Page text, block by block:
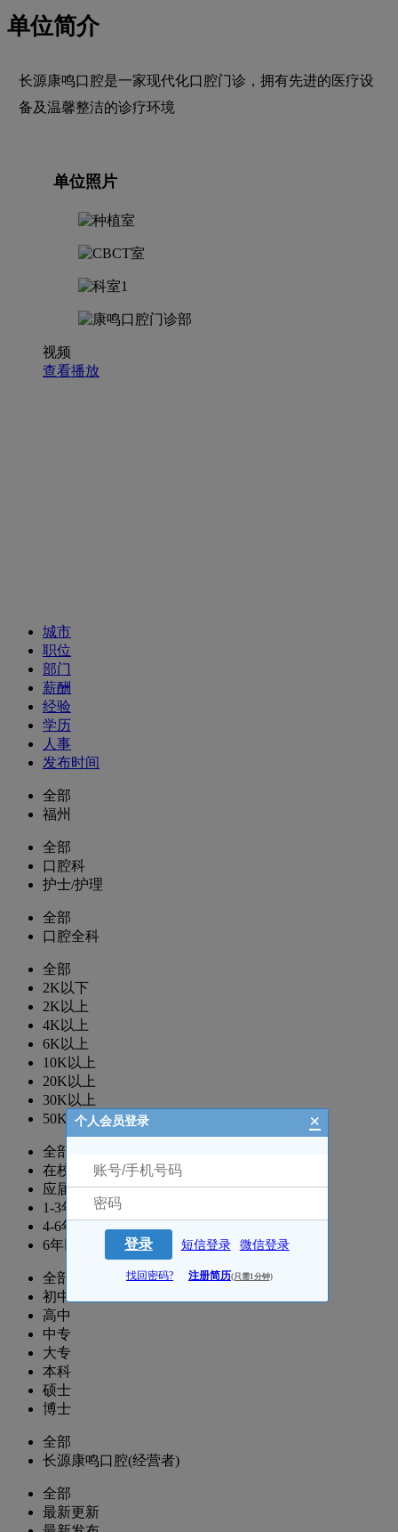
单位简介
长源康鸣口腔是一家现代化口腔门诊，拥有先进的医疗设
备及温馨整洁的诊疗环境
单位照片
视频
查看播放
城市
职位
部门
薪酬
经验
学历
人事
发布时间
全部
福州
全部
口腔科
护士/护理
全部
口腔全科
全部
2K以下
2K以上
4K以上
6K以上
10K以上
20K以上
30K以上
50K以上
全部
在校生
应届生
1-3年
4-6年
6年以上
全部
初中
高中
中专
大专
本科
硕士
博士
全部
长源康鸣口腔(经营者)
全部
最新更新
个人会员登录 ×
登录 短信登录 微信登录
找回密码? 注册简历(只需1分钟)